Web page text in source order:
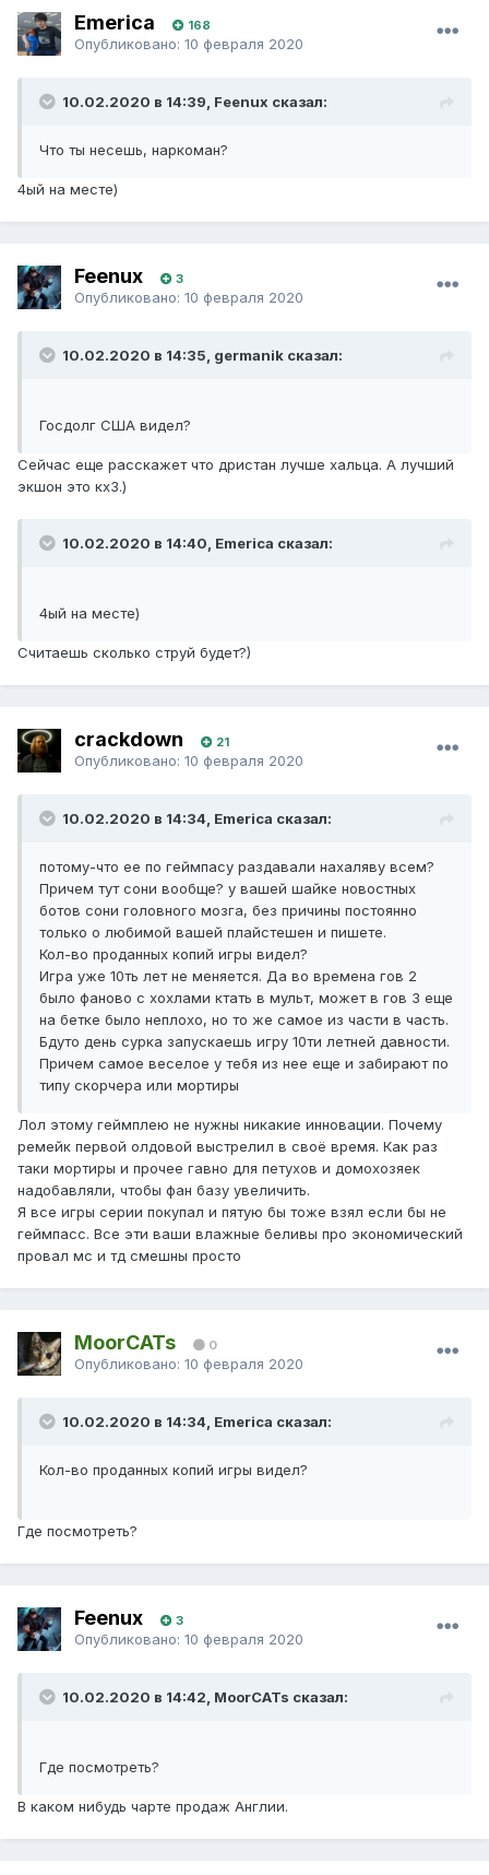
Emerica 168
Опубликовано: 10 февраля 2020
10.02.2020 в 14:39, Feenux сказал:
Что ты несешь, наркоман?
4ый на месте)
Feenux 3
Опубликовано: 10 февраля 2020
10.02.2020 в 14:35, germanik сказал:
Госдолг США видел?
Сейчас еще расскажет что дристан лучше хальца. А лучший
экшон это кх3.)
10.02.2020 в 14:40, Emerica сказал:
4ый на месте)
Считаешь сколько струй будет?)
crackdown 21
Опубликовано: 10 февраля 2020
10.02.2020 в 14:34, Emerica сказал:
потому-что ее по геймпасу раздавали нахаляву всем?
Причем тут сони вообще? у вашей шайке новостных
ботов сони головного мозга, без причины постоянно
только о любимой вашей плайстешен и пишете.
Кол-во проданных копий игры видел?
Игра уже 10ть лет не меняется. Да во времена гов 2
было фаново с хохлами ктать в мульт, может в гов 3 еще
на бетке было неплохо, но то же самое из части в часть.
Бдуто день сурка запускаешь игру 10ти летней давности.
Причем самое веселое у тебя из нее еще и забирают по
типу скорчера или мортиры
Лол этому геймплею не нужны никакие инновации. Почему
ремейк первой олдовой выстрелил в своё время. Как раз
таки мортиры и прочее гавно для петухов и домохозяек
надобавляли, чтобы фан базу увеличить.
Я все игры серии покупал и пятую бы тоже взял если бы не
геймпасс. Все эти ваши влажные беливы про экономический
провал мс и тд смешны просто
MoorCATs 0
Опубликовано: 10 февраля 2020
10.02.2020 в 14:34, Emerica сказал:
Кол-во проданных копий игры видел?
Где посмотреть?
Feenux 3
Опубликовано: 10 февраля 2020
10.02.2020 в 14:42, MoorCATs сказал:
Где посмотреть?
В каком нибудь чарте продаж Англии.